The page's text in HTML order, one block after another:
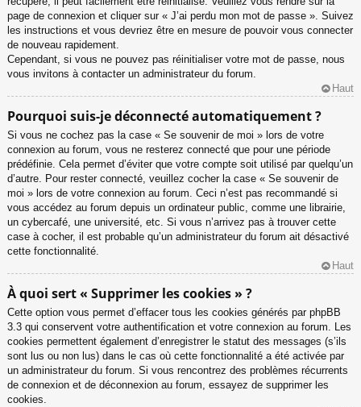
page de connexion et cliquer sur « J’ai perdu mon mot de passe ». Suivez
les instructions et vous devriez être en mesure de pouvoir vous connecter
de nouveau rapidement.
Cependant, si vous ne pouvez pas réinitialiser votre mot de passe, nous
vous invitons à contacter un administrateur du forum.
Haut
Pourquoi suis-je déconnecté automatiquement ?
Si vous ne cochez pas la case « Se souvenir de moi » lors de votre
connexion au forum, vous ne resterez connecté que pour une période
prédéfinie. Cela permet d’éviter que votre compte soit utilisé par quelqu’un
d’autre. Pour rester connecté, veuillez cocher la case « Se souvenir de
moi » lors de votre connexion au forum. Ceci n’est pas recommandé si
vous accédez au forum depuis un ordinateur public, comme une librairie,
un cybercafé, une université, etc. Si vous n’arrivez pas à trouver cette
case à cocher, il est probable qu’un administrateur du forum ait désactivé
cette fonctionnalité.
Haut
À quoi sert « Supprimer les cookies » ?
Cette option vous permet d’effacer tous les cookies générés par phpBB
3.3 qui conservent votre authentification et votre connexion au forum. Les
cookies permettent également d’enregistrer le statut des messages (s’ils
sont lus ou non lus) dans le cas où cette fonctionnalité a été activée par
un administrateur du forum. Si vous rencontrez des problèmes récurrents
de connexion et de déconnexion au forum, essayez de supprimer les
cookies.